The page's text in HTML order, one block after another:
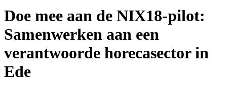
Doe mee aan de NIX18-pilot:
Samenwerken aan een
verantwoorde horecasector in
Ede